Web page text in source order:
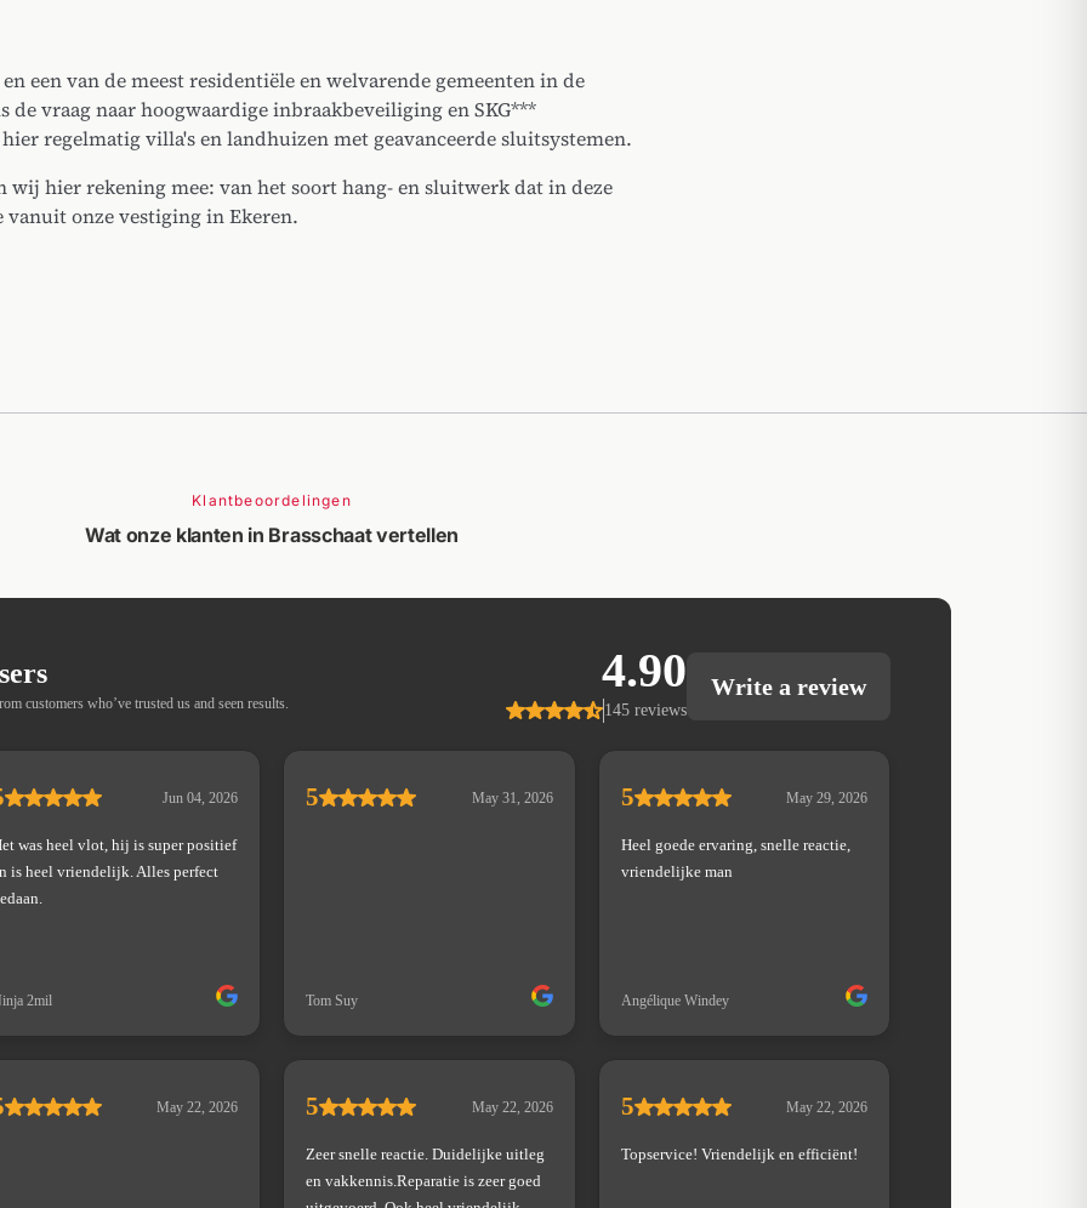
een van de meest residentiële en welvarende gemeenten in de
vraag naar hoogwaardige inbraakbeveiliging en SKG***
regelmatig villa's en landhuizen met geavanceerde sluitsystemen.
wij hier rekening mee: van het soort hang- en sluitwerk dat in deze
onze vestiging in Ekeren.
Klantbeoordelingen
Wat onze klanten in Brasschaat vertellen